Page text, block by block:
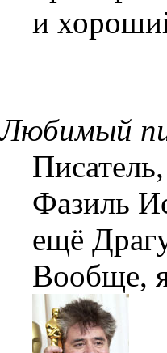
и
Любимый
Фазиль
ещё
Вообще,